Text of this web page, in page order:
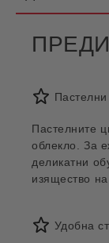
Пастелните
облекло. За
деликатни
изящество
Удобна